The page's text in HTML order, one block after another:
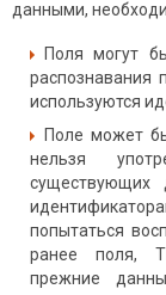
данными,
Поля могут
распознавания
используются
Поле может
нельзя
существующих
попытаться
ранее поля,
прежние